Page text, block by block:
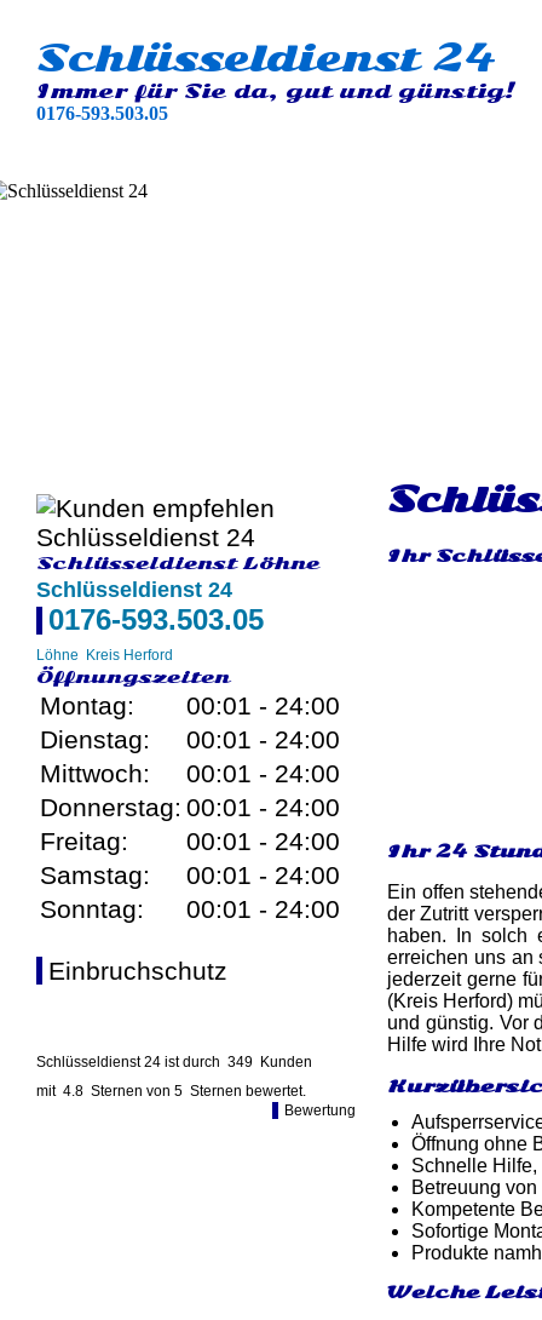
Schlüsseldienst 24
Immer für Sie da, gut und günstig!
0176-593.503.05
Schlüsseldienst Löhne
Schlüsseldienst 24
0176-593.503.05
Löhne Kreis Herford
Öffnungszeiten
Montag:
00:01 - 24:00
Dienstag:
00:01 - 24:00
Mittwoch:
00:01 - 24:00
Donnerstag: 00:01 - 24:00
Freitag:
00:01 - 24:00
Samstag:
00:01 - 24:00
Sonntag:
00:01 - 24:00
Einbruchschutz
Schlüsseldienst 24 ist durch 349 Kunden
mit 4.8 Sternen von 5 Sternen bewertet.
Bewertung
Ihr
Ihr 24
Ein offen
der Zutritt
haben. In solch
erreichen uns an
jederzeit gerne
(Kreis Herford)
und günstig. Vor
Hilfe wird Ihre
Öffnung ohne
Schnelle Hilfe,
Betreuung
Kompetente
Sofortige
Produkte
Welche